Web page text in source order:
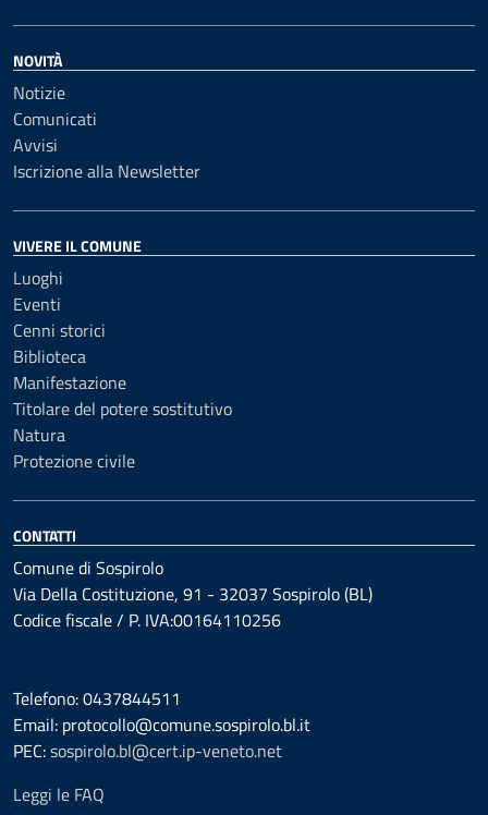
NOVITÀ
Notizie
Comunicati
Avvisi
Iscrizione alla Newsletter
VIVERE IL COMUNE
Luoghi
Eventi
Cenni storici
Biblioteca
Manifestazione
Titolare del potere sostitutivo
Natura
Protezione civile
CONTATTI
Comune di Sospirolo
Via Della Costituzione, 91 - 32037 Sospirolo (BL)
Codice fiscale / P. IVA:00164110256
Telefono: 0437844511
Email: protocollo@comune.sospirolo.bl.it
PEC:sospirolo.bl@cert.ip-veneto.net
Leggi le FAQ